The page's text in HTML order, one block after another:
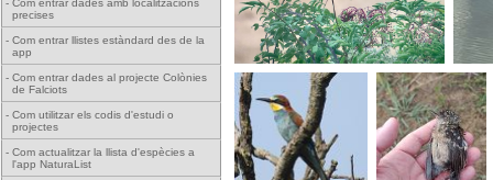
- Com entrar dades amb localitzacions
precises
- Com entrar llistes estàndard des de la
app
- Com entrar dades al projecte Colònies
de Falciots
- Com utilitzar els codis d'estudi o
projectes
- Com actualitzar la llista d'espècies a
l'app NaturaList